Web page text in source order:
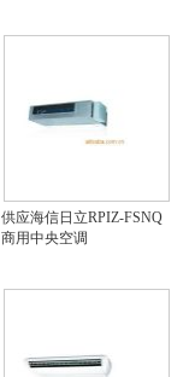
供应海信日立RPIZ-FSNQ
商用中央空调